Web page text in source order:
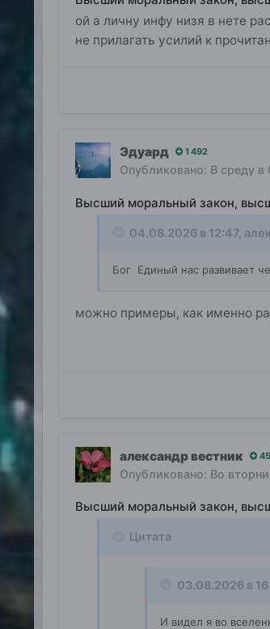
ой а личну инфу низя в нете
не прилагать усилий к
Эдуард 1 492
Опубликовано: В среду в
Высший моральный закон,
04.08.2026 в 12:47,
Бог Единый нас развивает
можно примеры, как именно
александр вестник
Опубликовано: Во
Высший моральный закон,
Цитата
03.08.2026 в
И видел я во